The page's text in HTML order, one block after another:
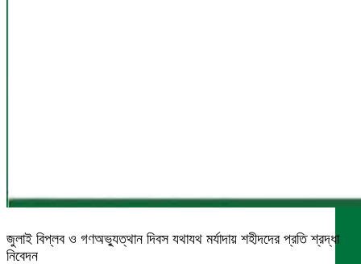
জুলাই বিপ্লব ও গণঅভ্যুত্থান দিবস যথাযথ মর্যাদায় শহীদদের প্রতি শ্রদ্ধা
নিবেদন